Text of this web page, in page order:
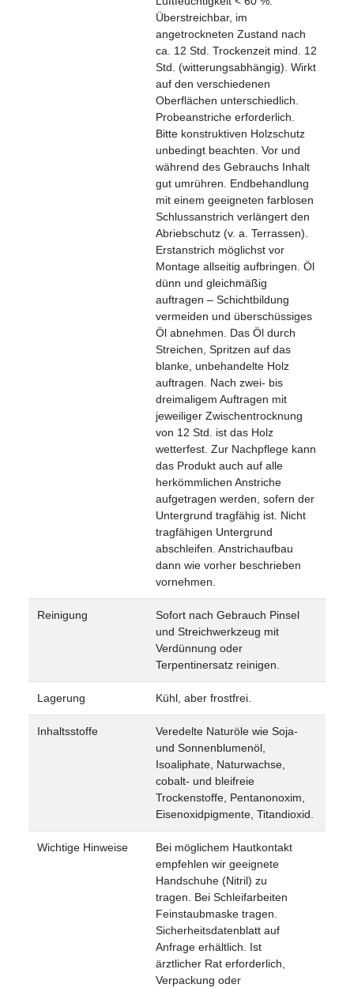
Überstreichbar, im
angetrockneten Zustand nach
ca. 12 Std. Trockenzeit mind. 12
Std. (witterungsabhängig). Wirkt
auf den verschiedenen
Oberflächen unterschiedlich.
Probeanstriche erforderlich.
Bitte konstruktiven Holzschutz
unbedingt beachten. Vor und
während des Gebrauchs Inhalt
gut umrühren. Endbehandlung
mit einem geeigneten farblosen
Schlussanstrich verlängert den
Abriebschutz (v. a. Terrassen).
Erstanstrich möglichst vor
Montage allseitig aufbringen. Öl
dünn und gleichmäßig
auftragen – Schichtbildung
vermeiden und überschüssiges
Öl abnehmen. Das Öl durch
Streichen, Spritzen auf das
blanke, unbehandelte Holz
auftragen. Nach zwei- bis
dreimaligem Auftragen mit
jeweiliger Zwischentrocknung
von 12 Std. ist das Holz
wetterfest. Zur Nachpflege kann
das Produkt auch auf alle
herkömmlichen Anstriche
aufgetragen werden, sofern der
Untergrund tragfähig ist. Nicht
tragfähigen Untergrund
abschleifen. Anstrichaufbau
dann wie vorher beschrieben
vornehmen.
Reinigung
Sofort nach Gebrauch Pinsel
und Streichwerkzeug mit
Verdünnung oder
Terpentinersatz reinigen.
Lagerung Kühl, aber frostfrei.
Inhaltsstoffe
Veredelte Naturöle wie Soja-
und Sonnenblumenöl,
Isoaliphate, Naturwachse,
cobalt- und bleifreie
Trockenstoffe, Pentanonoxim,
Eisenoxidpigmente, Titandioxid.
Wichtige Hinweise
Bei möglichem Hautkontakt
empfehlen wir geeignete
Handschuhe (Nitril) zu
tragen. Bei Schleifarbeiten
Feinstaubmaske tragen.
Sicherheitsdatenblatt auf
Anfrage erhältlich. Ist
ärztlicher Rat erforderlich,
Verpackung oder